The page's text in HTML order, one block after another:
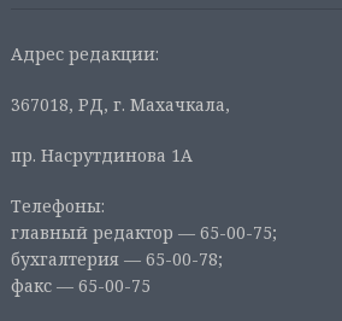
Адрес редакции:
367018, РД, г. Махачкала,
пр. Насрутдинова 1А
Телефоны:
главный редактор — 65-00-75;
бухгалтерия — 65-00-78;
факс — 65-00-75